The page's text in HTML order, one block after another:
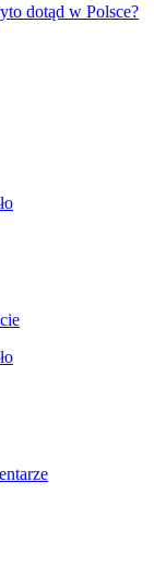
dotąd w Polsce?